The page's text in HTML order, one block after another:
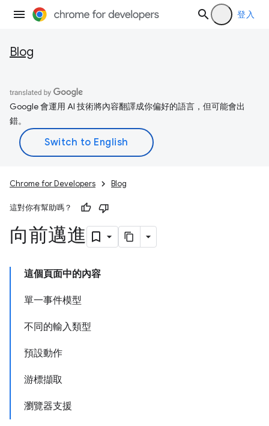
登入
Blog
Google 會運用 AI 技術將內容翻譯成你偏好的語言，但可能會出
錯。
Chrome for Developers Blog
這對你有幫助嗎？
向前邁進
這個頁面中的內容
單一事件模型
不同的輸入類型
預設動作
游標擷取
瀏覽器支援